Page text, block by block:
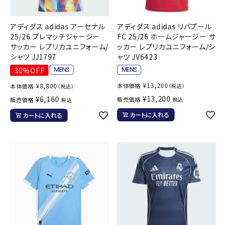
アディダス adidas アーセナル
25/26 プレマッチジャージー
サッカー レプリカユニフォーム/
シャツ JJ1797
30%OFF
本体価格 ¥8,800 （税込）
販売価格 ¥6,160 税込
カートに入れる
アディダス adidas リバプール
FC 25/26 ホームジャージー サ
ッカー レプリカユニフォーム/シ
ャツ JV6423
本体価格 ¥13,200 （税込）
販売価格 ¥13,200 税込
カートに入れる